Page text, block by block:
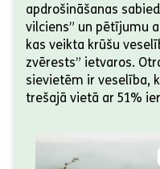
apdrošināšanas
vilciens” un pētījumu
kas veikta krūšu
zvērests” ietvaros.
sievietēm ir veselība,
trešajā vietā ar 51%